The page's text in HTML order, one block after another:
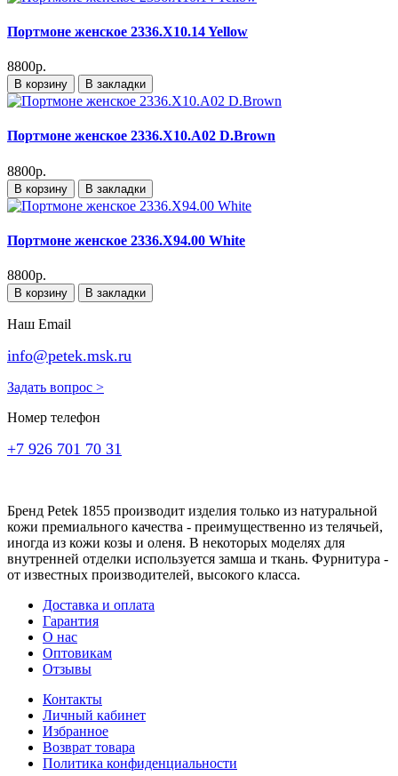
Портмоне женское 2336.X10.14 Yellow
8800р.
В корзину В закладки
Портмоне женское 2336.X10.A02 D.Brown
8800р.
В корзину В закладки
Портмоне женское 2336.X94.00 White
8800р.
В корзину В закладки
Наш Email
info@petek.msk.ru
Задать вопрос >
Номер телефон
+7 926 701 70 31
Бренд Petek 1855 производит изделия только из натуральной
кожи премиального качества - преимущественно из телячьей,
иногда из кожи козы и оленя. В некоторых моделях для
внутренней отделки используется замша и ткань. Фурнитура -
от известных производителей, высокого класса.
Доставка и оплата
Гарантия
О нас
Оптовикам
Отзывы
Контакты
Личный кабинет
Избранное
Возврат товара
Политика конфиденциальности